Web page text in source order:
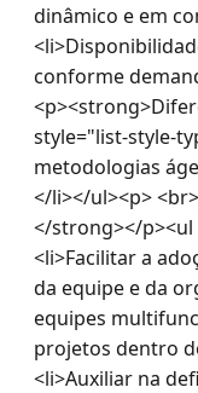
dinâmico e em
conforme
style="list-style-
metodologias
</li></ul><p>
</strong></
<li>Facilitar a
da equipe e da
equipes
projetos dentro
<li>Auxiliar na